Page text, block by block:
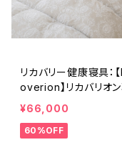
リカバリー健康寝具：
overion】リカバリオン
掛け布団 プラウシオ
¥66,000
60%OFF